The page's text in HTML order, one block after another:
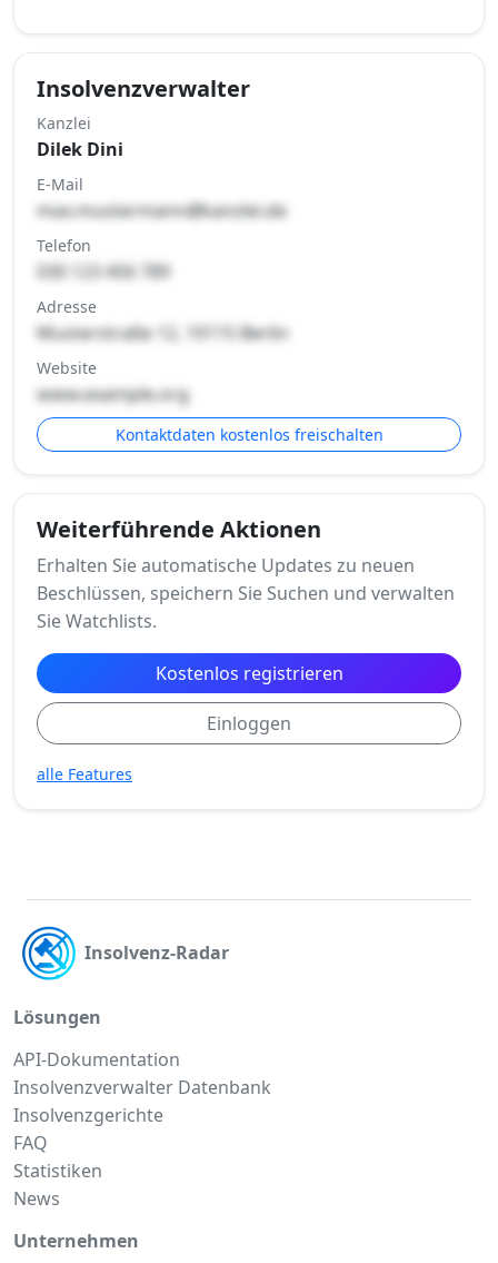
Insolvenzverwalter
Kanzlei
Dilek Dini
E-Mail
max.mustermann@kanzlei.de
Telefon
030 123 456 789
Adresse
Musterstraße 12, 10115 Berlin
Website
www.example.org
Kontaktdaten kostenlos freischalten
Weiterführende Aktionen
Erhalten Sie automatische Updates zu neuen
Beschlüssen, speichern Sie Suchen und verwalten
Sie Watchlists.
Kostenlos registrieren
Einloggen
alle Features
Insolvenz-Radar
Lösungen
API-Dokumentation
Insolvenzverwalter Datenbank
Insolvenzgerichte
FAQ
Statistiken
News
Unternehmen